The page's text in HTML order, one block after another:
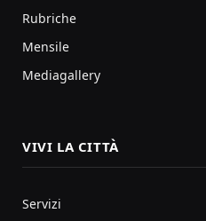
Rubriche
Mensile
Mediagallery
VIVI LA CITTÀ
Servizi